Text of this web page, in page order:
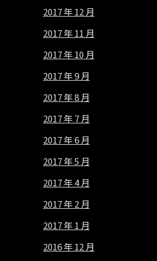
2017 年 12 月
2017 年 11 月
2017 年 10 月
2017 年 9 月
2017 年 8 月
2017 年 7 月
2017 年 6 月
2017 年 5 月
2017 年 4 月
2017 年 2 月
2017 年 1 月
2016 年 12 月